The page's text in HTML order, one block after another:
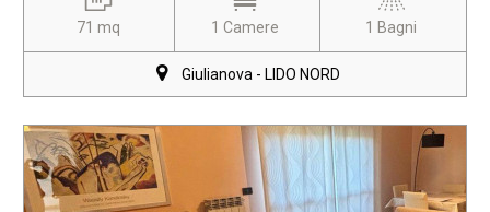
71 mq 1 Camere 1 Bagni
Giulianova - LIDO NORD